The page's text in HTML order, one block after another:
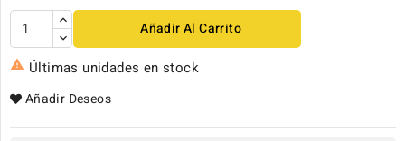
Añadir Al Carrito
 Últimas unidades en stock
Añadir Deseos